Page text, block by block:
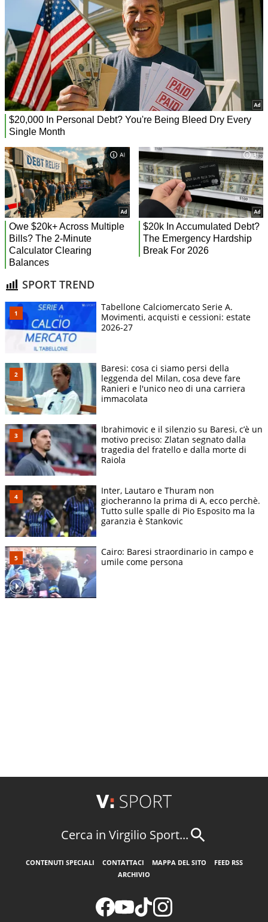
SPORT TREND
Tabellone Calciomercato Serie A.
Movimenti, acquisti e cessioni: estate
2026-27
Baresi: cosa ci siamo persi della
leggenda del Milan, cosa deve fare
Ranieri e l'unico neo di una carriera
immacolata
Ibrahimovic e il silenzio su Baresi, c’è un
motivo preciso: Zlatan segnato dalla
tragedia del fratello e dalla morte di
Raiola
Inter, Lautaro e Thuram non
giocheranno la prima di A, ecco perchè.
Tutto sulle spalle di Pio Esposito ma la
garanzia è Stankovic
Cairo: Baresi straordinario in campo e
umile come persona
Cerca in Virgilio Sport...
CONTENUTI SPECIALI CONTATTACI MAPPA DEL SITO
FEED RSS
ARCHIVIO